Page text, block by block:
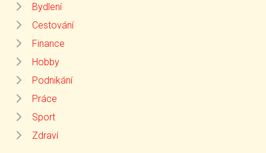
Bydlení
Cestování
Finance
Hobby
Podnikání
Práce
Sport
Zdraví